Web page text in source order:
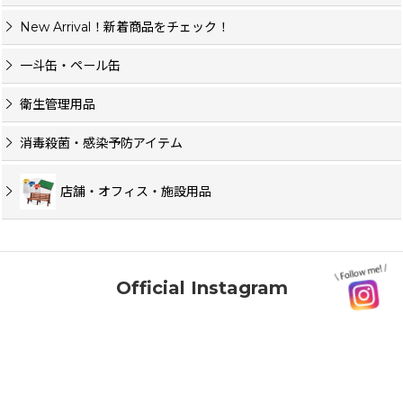
New Arrival！新着商品をチェック！
一斗缶・ペール缶
衛生管理用品
消毒殺菌・感染予防アイテム
店舗・オフィス・施設用品
Official Instagram